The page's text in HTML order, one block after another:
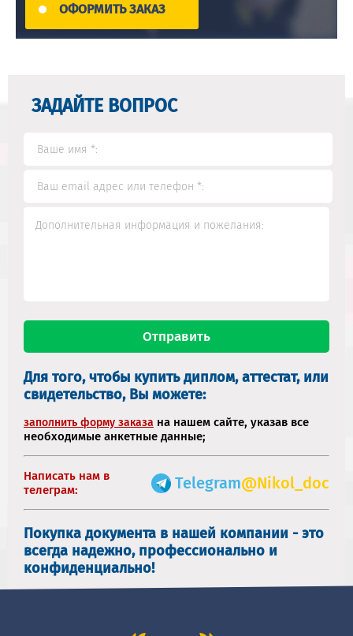
ОФОРМИТЬ ЗАКАЗ
ЗАДАЙТЕ ВОПРОС
Для того, чтобы купить диплом, аттестат, или
свидетельство, Вы можете:
заполнить форму заказа на нашем сайте, указав все
необходимые анкетные данные;
Написать нам в
телеграм:
Telegram@Nikol_doc
Покупка документа в нашей компании - это
всегда надежно, профессионально и
конфиденциально!